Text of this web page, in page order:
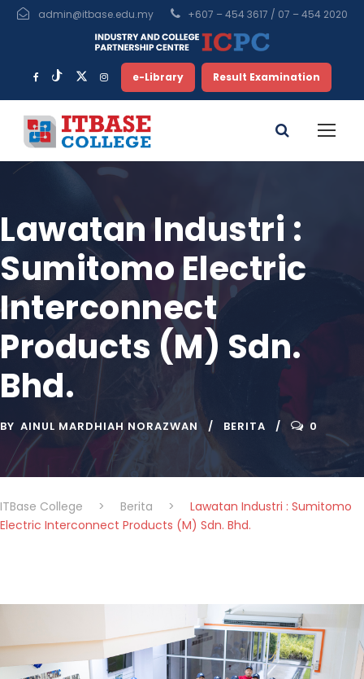
admin@itbase.edu.my +607 – 454 3617 / 07 – 454 2020
e-Library Result Examination
Lawatan Industri :
Sumitomo Electric
Interconnect
Products (M) Sdn.
Bhd.
BY AINUL MARDHIAH NORAZWAN BERITA 0
ITBase College > Berita >
Lawatan Industri : Sumitomo
Electric Interconnect Products (M) Sdn. Bhd.